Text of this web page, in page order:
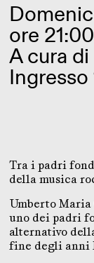
ore 21:00
A cura di
Ingresso
Tra i padri
della musica
Umberto
uno dei padri
alternativo
fine degli anni